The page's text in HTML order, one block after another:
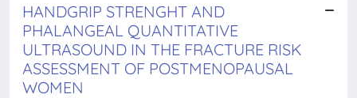
HANDGRIP STRENGHT AND
PHALANGEAL QUANTITATIVE
ULTRASOUND IN THE FRACTURE RISK
ASSESSMENT OF POSTMENOPAUSAL
WOMEN